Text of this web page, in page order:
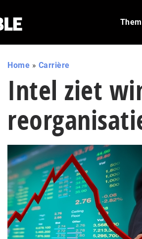
Home » Carrière
Intel ziet